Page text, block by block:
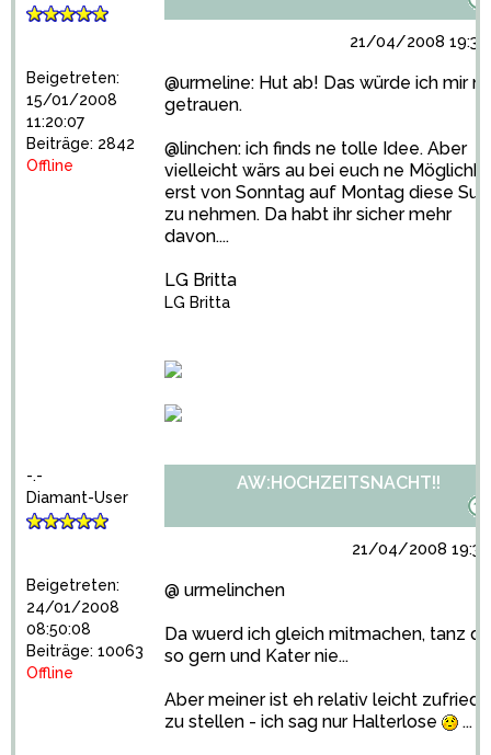
Beigetreten:
15/01/2008
11:20:07
Beiträge: 2842
Offline
21/04/2008
@urmeline: Hut ab! Das würde ich mir
getrauen.
@linchen: ich finds ne tolle Idee. Aber
vielleicht wärs au bei euch ne
erst von Sonntag auf Montag diese
zu nehmen. Da habt ihr sicher mehr
davon....
LG Britta
LG Britta
-.-
Diamant-User
Beigetreten:
24/01/2008
08:50:08
Beiträge: 10063
Offline
AW:HOCHZEITSNACHT!!
21/04/2008
@ urmelinchen
Da wuerd ich gleich mitmachen, tanz
so gern und Kater nie...
Aber meiner ist eh relativ leicht
zu stellen - ich sag nur Halterlose
...